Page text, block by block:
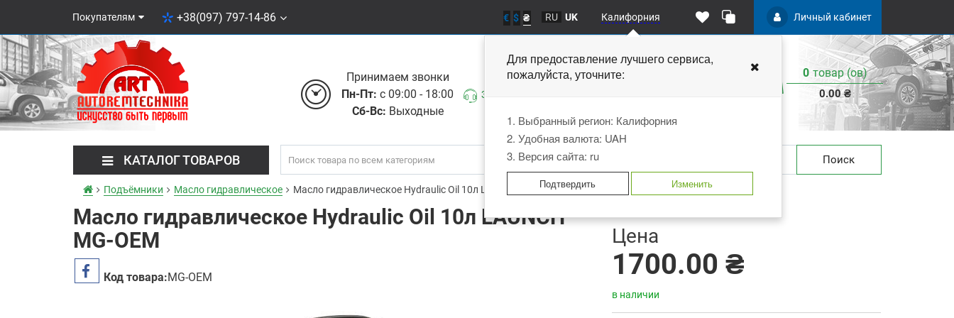
Покупателям +38(097) 797-14-86 € $ ₴ RU UK Калифорния
Для предоставление лучшегосервиса,
пожалуйста, уточните:
1. Выбранный регион: Калифорния
2. Удобная валюта: UAH
3. Версия сайта: ru
Подтвердить Изменить
Личный кабинет
Принимаем звонки
Пн-Пт: с 09:00 - 18:00
Сб-Вс: Выходные
Заказать звонок
0 товар (ов)
0.00 ₴
КАТАЛОГ ТОВАРОВ Поиск
Подъёмники Масло гидравлическое Масло гидравлическое Hydraulic Oil 10л LAUNCH MG-OEM
Масло гидравлическое Hydraulic Oil 10л LAUNCH
MG-OEM
Код товара:MG-OEM
Цена
1700.00 ₴
в наличии